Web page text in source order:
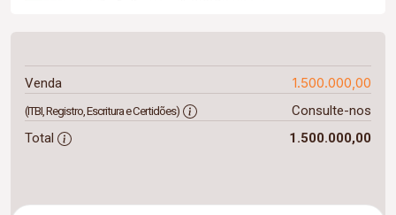
Venda 1.500.000,00
(ITBI, Registro, Escritura e Certidões)
Consulte-nos
Total
1.500.000,00